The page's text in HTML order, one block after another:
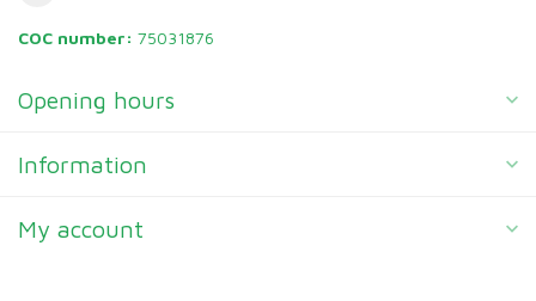
COC number: 75031876
Opening hours
Information
My account